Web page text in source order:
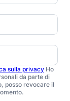
sulla privacy Ho
da parte di
posso revocare il